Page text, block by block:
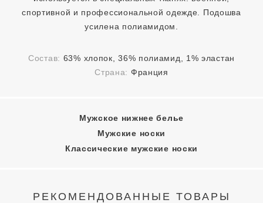
спортивной и профессиональной одежде. Подошва
усилена полиамидом.
Состав: 63% хлопок, 36% полиамид, 1% эластан
Страна: Франция
Мужское нижнее белье
Мужские носки
Классические мужские носки
РЕКОМЕНДОВАННЫЕ ТОВАРЫ